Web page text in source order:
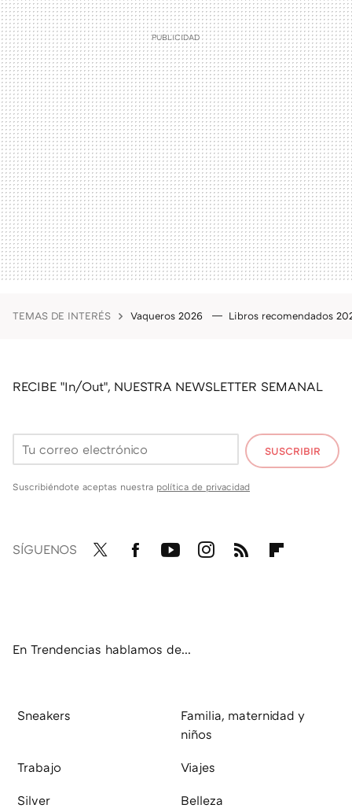
TEMAS DE INTERÉS Vaqueros 2026 Libros recomendados
RECIBE "In/Out", NUESTRA NEWSLETTER SEMANAL
SUSCRIBIR
Suscribiéndote aceptas nuestra política de privacidad
SÍGUENOS
En Trendencias hablamos de...
Sneakers
Familia, maternidad y
niños
Trabajo Viajes
Silver Belleza